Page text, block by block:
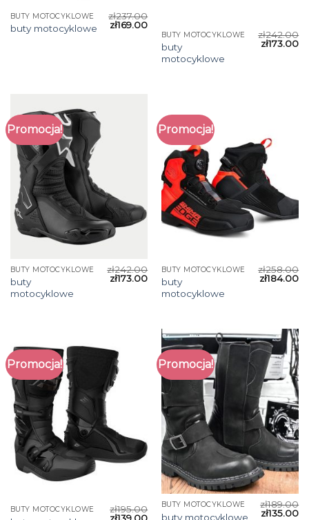
BUTY MOTOCYKLOWE
buty motocyklowe
zł237.00
zł169.00
BUTY MOTOCYKLOWE
buty
motocyklowe
zł242.00
zł173.00
Promocja!
BUTY MOTOCYKLOWE
buty
motocyklowe
zł242.00
zł173.00
Promocja!
BUTY MOTOCYKLOWE
buty
motocyklowe
zł258.00
zł184.00
Promocja!
BUTY MOTOCYKLOWE zł195.00
Promocja!
BUTY MOTOCYKLOWE
buty motocyklowe
zł189.00
zł135.00